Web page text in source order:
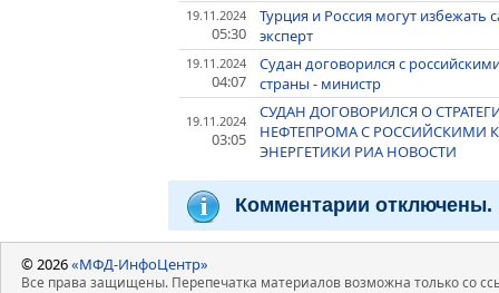
19.11.2024
05:30
Турция и Россия могут
эксперт
19.11.2024
04:07
Судан договорился с
страны - министр
19.11.2024
03:05
СУДАН ДОГОВОРИЛСЯ О
НЕФТЕПРОМА С РОССИЙСКИМИ
ЭНЕРГЕТИКИ РИА НОВОСТИ
Комментарии отключены.
© 2026«МФД-ИнфоЦентр»
Все права защищены. Перепечатка материалов возможна только со